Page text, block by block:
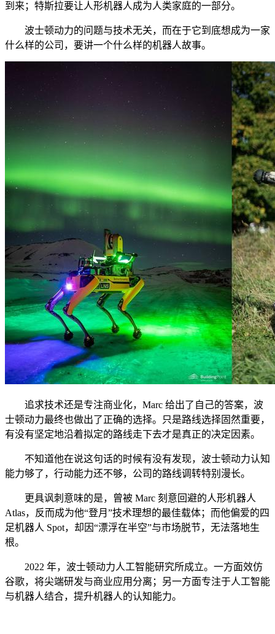
到来；特斯拉要让人形机器人成为人类家庭的一部分。
波士顿动力的问题与技术无关，而在于它到底想成为一家
什么样的公司，要讲一个什么样的机器人故事。
追求技术还是专注商业化，Marc 给出了自己的答案，波
士顿动力最终也做出了正确的选择。只是路线选择固然重要，
有没有坚定地沿着拟定的路线走下去才是真正的决定因素。
不知道他在说这句话的时候有没有发现，波士顿动力认知
能力够了，行动能力还不够，公司的路线调转特别漫长。
更具讽刺意味的是，曾被 Marc 刻意回避的人形机器人
Atlas，反而成为他“登月”技术理想的最佳载体；而他偏爱的四
足机器人 Spot，却因“漂浮在半空”与市场脱节，无法落地生
根。
2022 年，波士顿动力人工智能研究所成立。一方面效仿
谷歌，将尖端研发与商业应用分离；另一方面专注于人工智能
与机器人结合，提升机器人的认知能力。